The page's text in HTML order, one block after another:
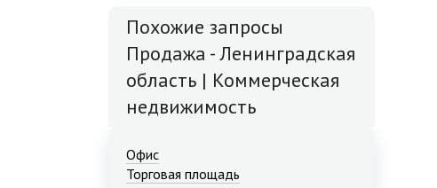
Похожие запросы
Продажа - Ленинградская
область | Коммерческая
недвижимость
Офис
Торговая площадь